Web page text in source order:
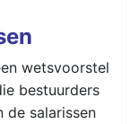
wetsvoorstel
bestuurders
salarissen